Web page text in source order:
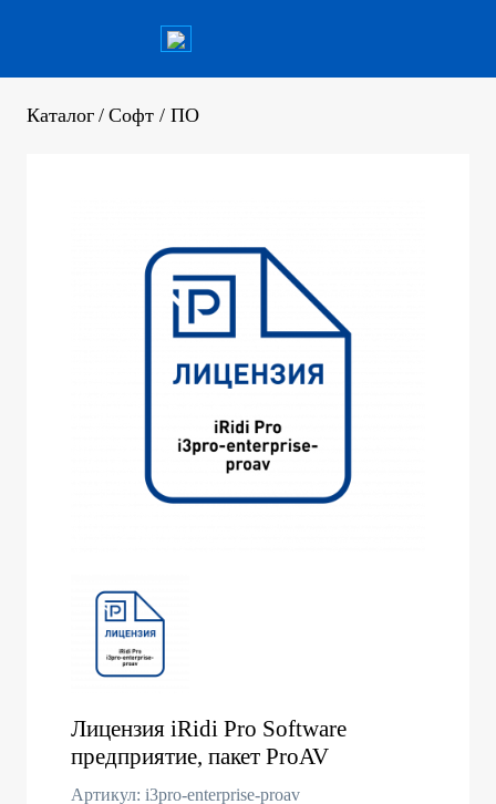
Каталог / Софт / ПО
Лицензия iRidi Pro Software
предприятие, пакет ProAV
Артикул: i3pro-enterprise-proav